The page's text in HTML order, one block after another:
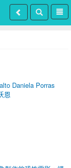
Daniela Porras
恩